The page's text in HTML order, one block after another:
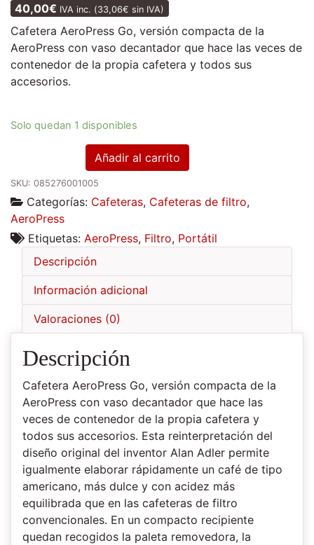
40,00€ IVA inc. (33,06€ sin IVA)
Cafetera AeroPress Go, versión compacta de la
AeroPress con vaso decantador que hace las veces de
contenedor de la propia cafetera y todos sus
accesorios.
Solo quedan 1 disponibles
Go
cantidad
Añadir al carrito
SKU: 085276001005
Categorías: Cafeteras, Cafeteras de filtro,
AeroPress
Etiquetas: AeroPress, Filtro, Portátil
Descripción
Información adicional
Valoraciones (0)
Descripción
Cafetera AeroPress Go, versión compacta de la
AeroPress con vaso decantador que hace las
veces de contenedor de la propia cafetera y
todos sus accesorios. Esta reinterpretación del
diseño original del inventor Alan Adler permite
igualmente elaborar rápidamente un café de tipo
americano, más dulce y con acidez más
equilibrada que en las cafeteras de filtro
convencionales. En un compacto recipiente
quedan recogidos la paleta removedora, la